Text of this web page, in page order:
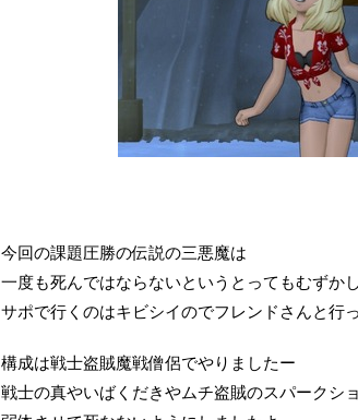
今回の課題圧勝の伝説の三悪魔は
一度も死んではならないというとってもむずか
サポで行くのはキビシイのでフレンドさんと行
構成は戦士盗賊魔戦僧侶でやりましたー
戦士の真やいばくだきやムチ盗賊のスパークシ